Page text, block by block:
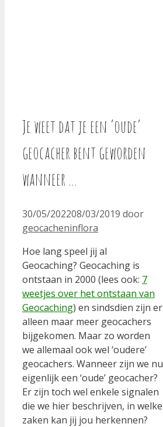
Je weet dat je een ‘oude’
geocacher bent geworden
wanneer …
30/05/202208/03/2019 door
geocacheninflora
Hoe lang speel jij al
Geocaching? Geocaching is
ontstaan in 2000 (lees ook: 7
weetjes over het ontstaan van
Geocaching) en sindsdien zijn er
alleen maar meer geocachers
bijgekomen. Maar zo worden
we allemaal ook wel ‘oudere’
geocachers. Wanneer zijn we nu
eigenlijk een ‘oude’ geocacher?
Er zijn toch wel enkele signalen
die we hier beschrijven, in welke
zaken kan jij jou herkennen?